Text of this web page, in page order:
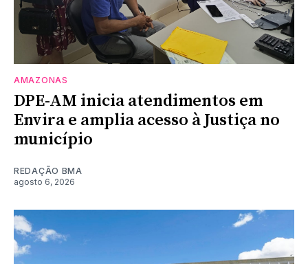
AMAZONAS
DPE-AM inicia atendimentos em
Envira e amplia acesso à Justiça no
município
REDAÇÃO BMA
agosto 6, 2026